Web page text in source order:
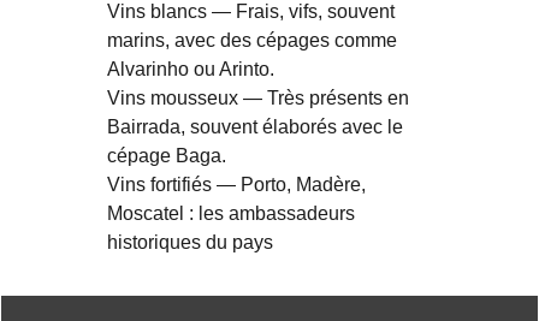
Vins blancs — Frais, vifs, souvent
marins, avec des cépages comme
Alvarinho ou Arinto.
Vins mousseux — Très présents en
Bairrada, souvent élaborés avec le
cépage Baga.
Vins fortifiés — Porto, Madère,
Moscatel : les ambassadeurs
historiques du pays